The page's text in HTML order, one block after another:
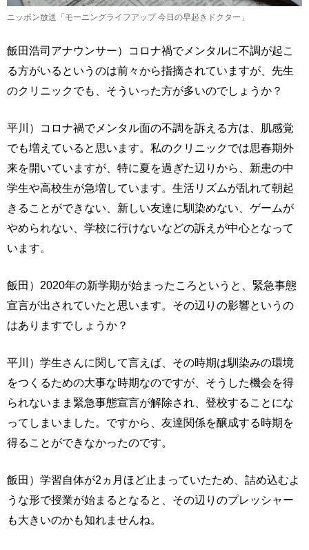
ニッポン放送「モーニングライフアップ 今日の早起きドクター」
飯田浩司アナウンサー）コロナ禍でメンタルに不調が起こ
る方がいるというのは前々から指摘されていますが、先生
のクリニックでも、そういった方が多いのでしょうか？
平川）コロナ禍でメンタル面の不調を訴える方は、肌感覚
でも増えていると思います。私のクリニックでは思春期外
来を開いていますが、特に夏を過ぎた辺りから、新患の中
学生や高校生が急増しています。生活リズムが乱れて朝起
きることができない、新しい友達に馴染めない、ゲームが
やめられない、学校に行けないなどの訴えが中心となって
います。
飯田）2020年の新学期が始まったころというと、緊急事態
宣言が出されていたと思います。その辺りの影響というの
はありますでしょうか？
平川）学生さんに関して言えば、その時期は馴染みの環境
をつくるための大事な時期なのですが、そうした機会を得
られないまま緊急事態宣言が解除され、登校することにな
ってしまいました。ですから、友達関係を醸成する時期を
得ることができなかったのです。
飯田）学習自体が2ヵ月ほど止まっていたため、詰め込むよ
うな形で授業が始まるとなると、その辺りのプレッシャー
も大きいのかも知れませんね。